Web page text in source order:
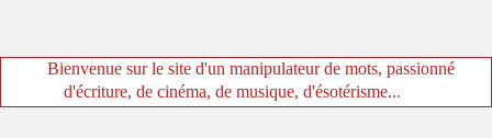
Bienvenue sur le site d'un manipulateur de mots, passionné
d'écriture, de cinéma, de musique, d'ésotérisme...